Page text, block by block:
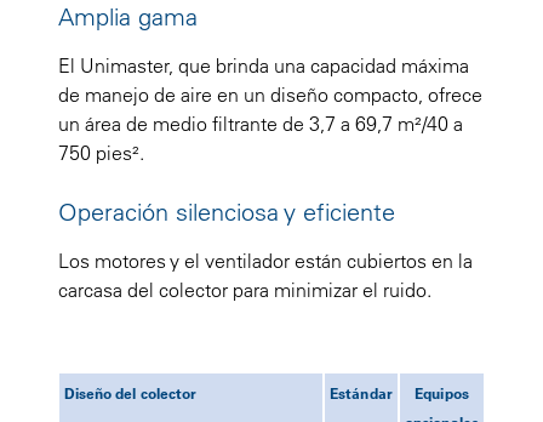
Amplia gama
El Unimaster, que brinda una capacidad máxima
de manejo de aire en un diseño compacto, ofrece
un área de medio filtrante de 3,7 a 69,7 m²/40 a
750 pies².
Operación silenciosa y eficiente
Los motores y el ventilador están cubiertos en la
carcasa del colector para minimizar el ruido.
Diseño del colector Estándar
Equipos